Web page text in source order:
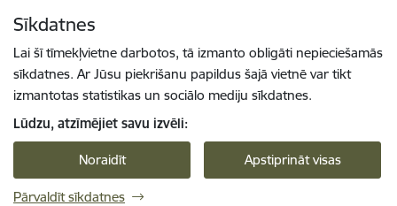
Sīkdatnes
Lai šī tīmekļvietne darbotos, tā izmanto obligāti nepieciešamās
sīkdatnes. Ar Jūsu piekrišanu papildus šajā vietnē var tikt
izmantotas statistikas un sociālo mediju sīkdatnes.
Lūdzu, atzīmējiet savu izvēli:
Noraidīt Apstiprināt visas
Pārvaldīt sīkdatnes